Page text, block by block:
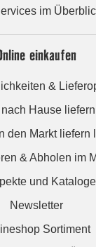
im
einkaufen
&
Hause
den Markt liefern
& Abholen im
und Kataloge
Newsletter
Sortiment